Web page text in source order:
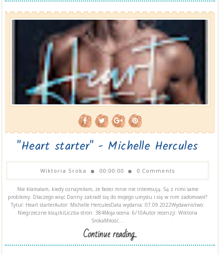
"Heart starter" - Michelle Hercules
Wiktoria Sroka 00:00:00 0 Comments
Nie kłamałam, kiedy oznajmiłam, że faceci mnie nie interesują. Są z nimi same
problemy. Dlaczego więc Danny zakradł się do mojego umysłu i się w nim zadomowił?
Tytuł: Heart starterAutor: Michelle HerculesData wydania: 07.09.2022Wydawnictwo:
Niegrzeczne książkiLiczba stron: 384Moja ocena: 6/10Autor recenzji: Wiktoria
SrokaMiłość...
Continue reading...